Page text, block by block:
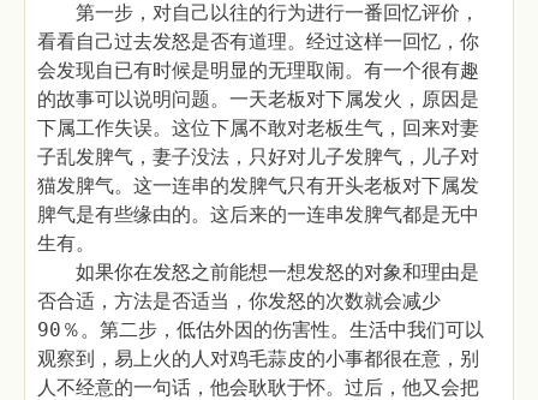
第一步，对自己以往的行为进行一番回忆评价，
看看自己过去发怒是否有道理。经过这样一回忆，你
会发现自已有时候是明显的无理取闹。有一个很有趣
的故事可以说明问题。一天老板对下属发火，原因是
下属工作失误。这位下属不敢对老板生气，回来对妻
子乱发脾气，妻子没法，只好对儿子发脾气，儿子对
猫发脾气。这一连串的发脾气只有开头老板对下属发
脾气是有些缘由的。这后来的一连串发脾气都是无中
生有。
如果你在发怒之前能想一想发怒的对象和理由是
否合适，方法是否适当，你发怒的次数就会减少
90％。第二步，低估外因的伤害性。生活中我们可以
观察到，易上火的人对鸡毛蒜皮的小事都很在意，别
人不经意的一句话，他会耿耿于怀。过后，他又会把